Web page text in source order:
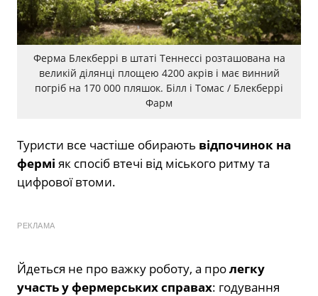
Ферма Блекберрі в штаті Теннессі розташована на
великій ділянці площею 4200 акрів і має винний
погріб на 170 000 пляшок. Білл і Томас / Блекберрі
Фарм
Туристи все частіше обирають відпочинок на
фермі як спосіб втечі від міського ритму та
цифрової втоми.
РЕКЛАМА
Йдеться не про важку роботу, а пролегку
участь у фермерських справах: годування